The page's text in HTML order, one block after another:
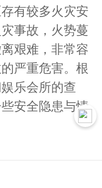
有较多火灾安
事故，火势蔓
艰难，非常容
严重危害。根
乐会所的查
安全隐患与情
所的特性